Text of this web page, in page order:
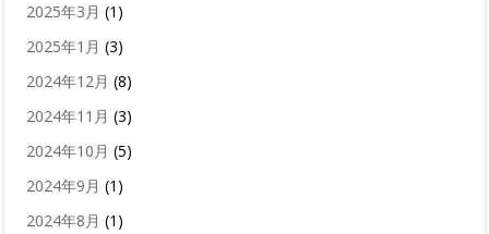
2025年3月 (1)
2025年1月 (3)
2024年12月 (8)
2024年11月 (3)
2024年10月 (5)
2024年9月 (1)
2024年8月 (1)